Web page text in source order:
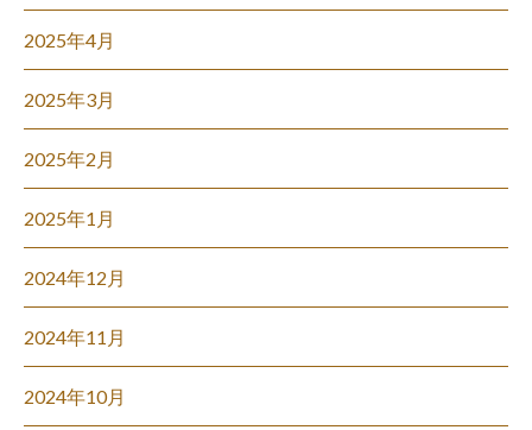
2025年4月
2025年3月
2025年2月
2025年1月
2024年12月
2024年11月
2024年10月